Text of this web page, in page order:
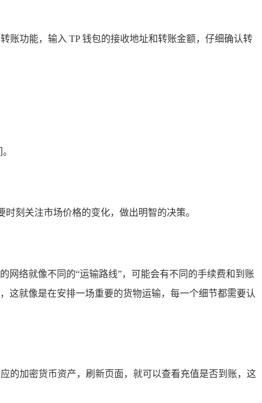
账功能，输入 TP 钱包的接收地址和转账金额，仔细确认转
刻关注市场价格的变化，做出明智的决策。
网络就像不同的“运输路线”，可能会有不同的手续费和到账
这就像是在安排一场重要的货物运输，每一个细节都需要认
的加密货币资产，刷新页面，就可以查看充值是否到账，这